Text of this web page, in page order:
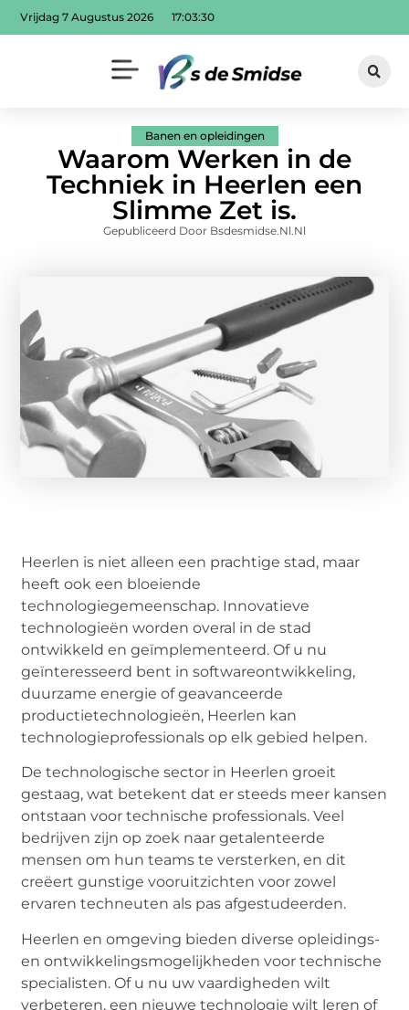
Vrijdag 7 Augustus 2026 17:03:31
Banen en opleidingen
Waarom Werken in de
Techniek in Heerlen een
Slimme Zet is.
Gepubliceerd Door Bsdesmidse.nl.nl
Heerlen is niet alleen een prachtige stad, maar
heeft ook een bloeiende
technologiegemeenschap. Innovatieve
technologieën worden overal in de stad
ontwikkeld en geïmplementeerd. Of u nu
geïnteresseerd bent in softwareontwikkeling,
duurzame energie of geavanceerde
productietechnologieën, Heerlen kan
technologieprofessionals op elk gebied helpen.
De technologische sector in Heerlen groeit
gestaag, wat betekent dat er steeds meer kansen
ontstaan voor technische professionals. Veel
bedrijven zijn op zoek naar getalenteerde
mensen om hun teams te versterken, en dit
creëert gunstige vooruitzichten voor zowel
ervaren techneuten als pas afgestudeerden.
Heerlen en omgeving bieden diverse opleidings-
en ontwikkelingsmogelijkheden voor technische
specialisten. Of u nu uw vaardigheden wilt
verbeteren, een nieuwe technologie wilt leren of